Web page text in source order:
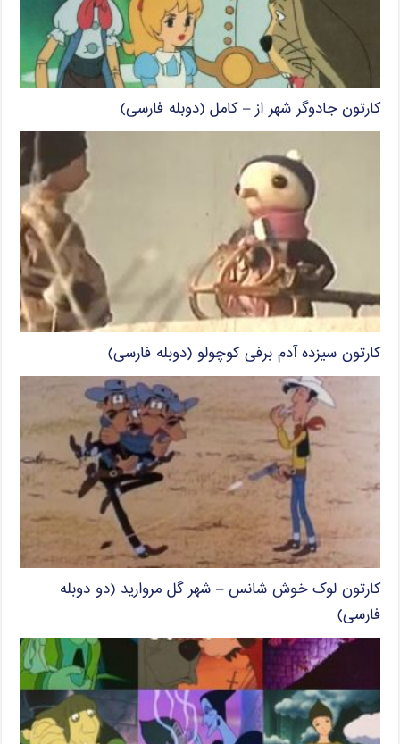
کارتون جادوگر شهر از – کامل (دوبله فارسی)
کارتون سیزده آدم برفی کوچولو (دوبله فارسی)
کارتون لوک خوش شانس – شهر گل مروارید (دو دوبله
فارسی)